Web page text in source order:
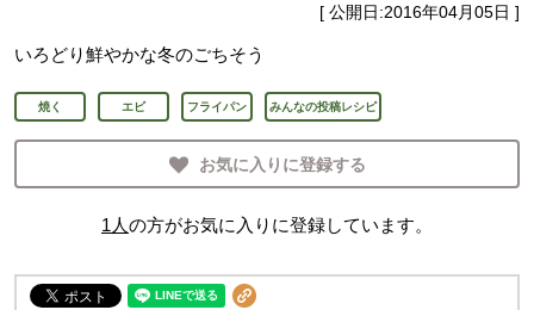
[ 公開日:2016年04月05日 ]
いろどり鮮やかな冬のごちそう
焼く エビ フライパン みんなの投稿レシピ
お気に入りに登録する
1 人の方がお気に入りに登録しています。